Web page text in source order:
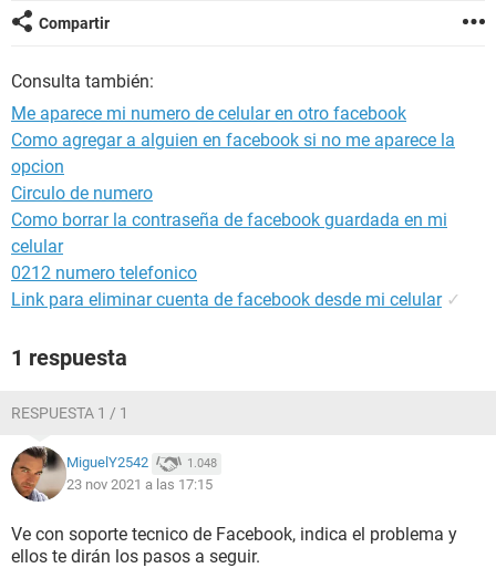
Compartir
Consulta también:
Me aparece mi numero de celular en otro facebook
Como agregar a alguien en facebook si no me aparece la
opcion
Circulo de numero
Como borrar la contraseña de facebook guardada en mi
celular
0212 numero telefonico
Link para eliminar cuenta de facebook desde mi celular ✓
1 respuesta
RESPUESTA 1 / 1
MiguelY2542 1.048
23 nov 2021 a las 17:15
Ve con soporte tecnico de Facebook, indica el problema y
ellos te dirán los pasos a seguir.